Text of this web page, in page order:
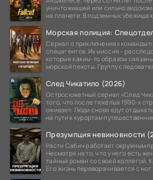
уничтожившей или сильно
на планете. В подземных
Морская полиция:
Сериал о приключениях команды
спецагентов. Их миссия -
которые каким-то образом
морской пехоты. Группу
След Чикатило (2026)
Остросюжетный сериал «След
того, что после тяжёлых 1990-х
оживает. Люди снова едут
на пути к курортам
Презумпция невиновности
Расти Сабич работает окружным
Несмотря на то, что у него есть
тайный роман со своей коллегой,
Его жизнь переворачивается с ног